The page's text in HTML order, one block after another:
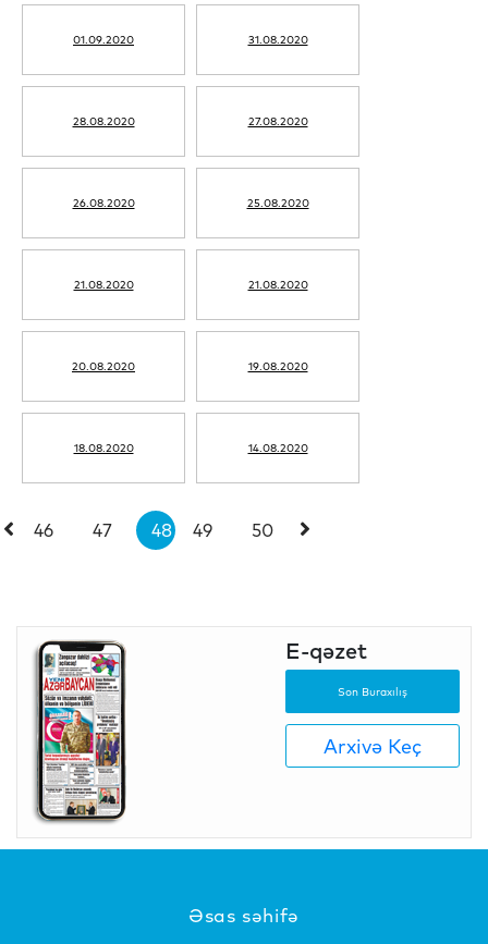
01.09.2020 31.08.2020
28.08.2020 27.08.2020
26.08.2020 25.08.2020
21.08.2020 21.08.2020
20.08.2020 19.08.2020
18.08.2020 14.08.2020
46 47 48 49 50
E-qəzet
Son Buraxılış
Arxivə Keç
Əsas səhifə